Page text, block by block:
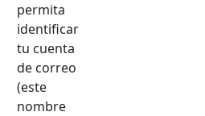
permita
identificar
tu cuenta
de correo
(este
nombre